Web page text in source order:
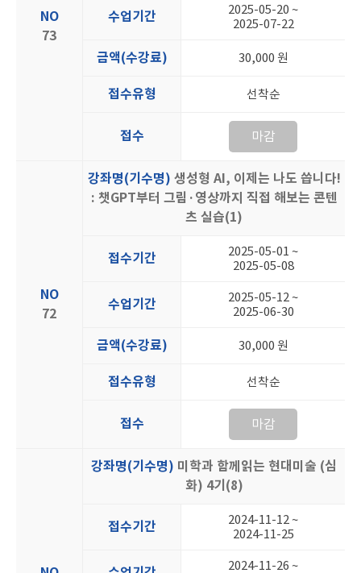
NO
73
수업기간
2025-05-20 ~
2025-07-22
금액(수강료) 30,000 원
접수유형 선착순
접수 마감
NO
72
강좌명(기수명) 생성형 AI, 이제는 나도 씁니다!
: 챗GPT부터 그림·영상까지 직접 해보는 콘텐
츠 실습(1)
접수기간
2025-05-01 ~
2025-05-08
수업기간
2025-05-12 ~
2025-06-30
금액(수강료) 30,000 원
접수유형 선착순
접수 마감
강좌명(기수명) 미학과 함께읽는 현대미술 (심
화) 4기(8)
접수기간
2024-11-12 ~
2024-11-25
2024-11-26 ~